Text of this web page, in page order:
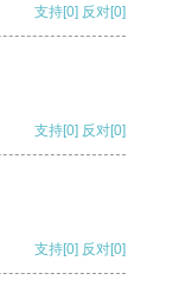
支持[0] 反对[0]
支持[0] 反对[0]
支持[0] 反对[0]